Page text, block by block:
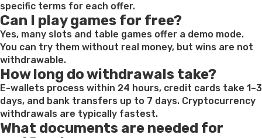
specific terms for each offer.
Can I play games for free?
Yes, many slots and table games offer a demo mode.
You can try them without real money, but wins are not
withdrawable.
How long do withdrawals take?
E-wallets process within 24 hours, credit cards take 1–3
days, and bank transfers up to 7 days. Cryptocurrency
withdrawals are typically fastest.
What documents are needed for